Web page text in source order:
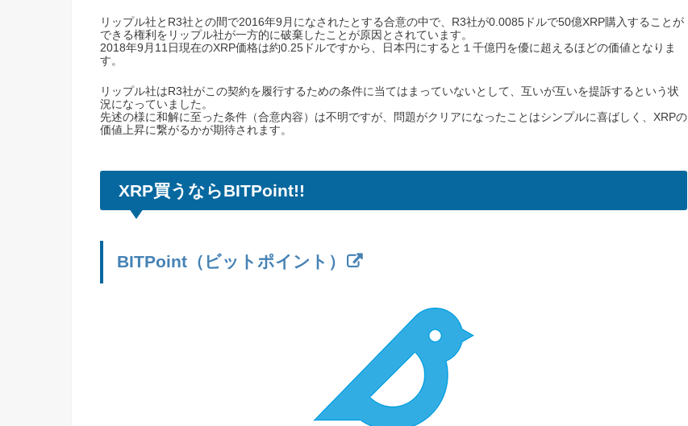
リップル社とR3社との間で2016年9月になされたとする合意の中で、R3社が0.0085ドルで50億XRP購入することが
できる権利をリップル社が一方的に破棄したことが原因とされています。
2018年9月11日現在のXRP価格は約0.25ドルですから、日本円にすると１千億円を優に超えるほどの価値となりま
す。
リップル社はR3社がこの契約を履行するための条件に当てはまっていないとして、互いが互いを提訴するという状
況になっていました。
先述の様に和解に至った条件（合意内容）は不明ですが、問題がクリアになったことはシンプルに喜ばしく、XRPの
価値上昇に繋がるかが期待されます。
XRP買うならBITPoint!!
BITPoint（ビットポイント）